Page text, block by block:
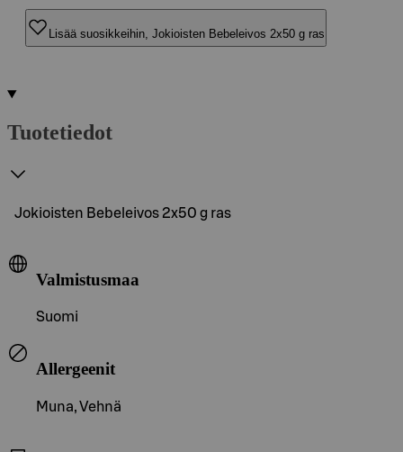
Lisää suosikkeihin, Jokioisten Bebeleivos 2x50 g ras
Tuotetiedot
Jokioisten Bebeleivos 2x50 g ras
Valmistusmaa
Suomi
Allergeenit
Muna, Vehnä